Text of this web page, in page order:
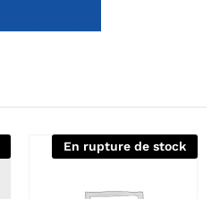
En rupture de stock